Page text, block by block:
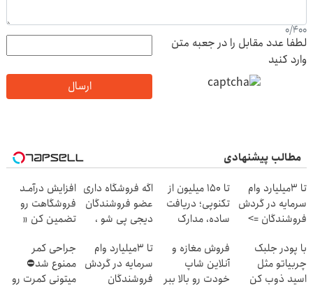
0/400
لطفا عدد مقابل را در جعبه متن
وارد کنید
ارسال
مطالب پیشنهادی
تا 3میلیارد وام
سرمایه در گردش
فروشندگان =>
ثبت کن
تا ۱۵۰ میلیون از
تکنوپی؛ دریافت
ساده، مدارک
اگه فروشگاه داری
عضو فروشندگان
دیجی پی شو ،
افزایش درآمـد
فروشگاهت رو
تضمین کن «
ثبت کن »
با پودر جلبک
چربیاتو مثل
اسید ذوب کن
فروش مغازه و
آنلاین شاپ
خودت رو بالا ببر
تا 3میلیارد وام
سرمایه در گردش
فروشندگان
جراحی کمر
ممنوع شد⛔
میتونی کمرت رو